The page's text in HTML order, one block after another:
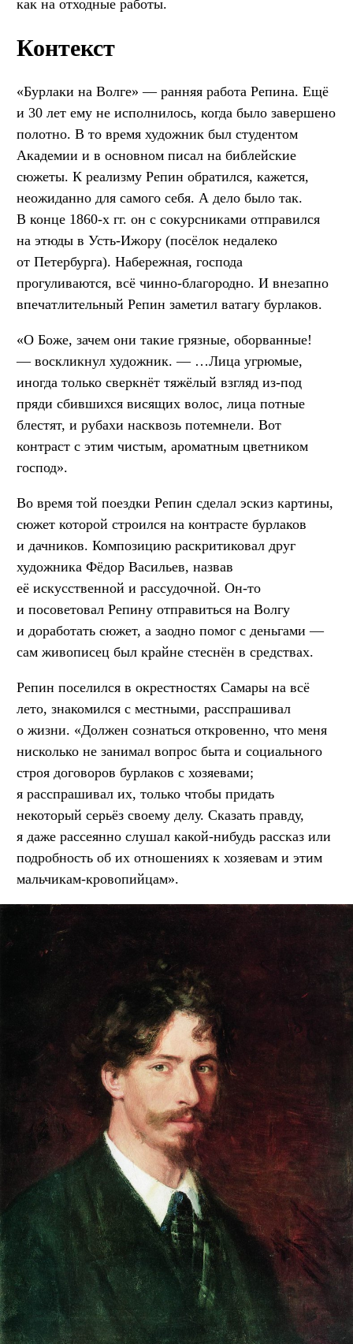
как на отходные работы.
Контекст
«Бурлаки на Волге» — ранняя работа Репина. Ещё
и 30 лет ему не исполнилось, когда было завершено
полотно. В то время художник был студентом
Академии и в основном писал на библейские
сюжеты. К реализму Репин обратился, кажется,
неожиданно для самого себя. А дело было так.
В конце 1860-х гг. он с сокурсниками отправился
на этюды в Усть-Ижору (посёлок недалеко
от Петербурга). Набережная, господа
прогуливаются, всё чинно-благородно. И внезапно
впечатлительный Репин заметил ватагу бурлаков.
«О Боже, зачем они такие грязные, оборванные!
— воскликнул художник. — …Лица угрюмые,
иногда только сверкнёт тяжёлый взгляд из-под
пряди сбившихся висящих волос, лица потные
блестят, и рубахи насквозь потемнели. Вот
контраст с этим чистым, ароматным цветником
господ».
Во время той поездки Репин сделал эскиз картины,
сюжет которой строился на контрасте бурлаков
и дачников. Композицию раскритиковал друг
художника Фёдор Васильев, назвав
её искусственной и рассудочной. Он-то
и посоветовал Репину отправиться на Волгу
и доработать сюжет, а заодно помог с деньгами —
сам живописец был крайне стеснён в средствах.
Репин поселился в окрестностях Самары на всё
лето, знакомился с местными, расспрашивал
о жизни. «Должен сознаться откровенно, что меня
нисколько не занимал вопрос быта и социального
строя договоров бурлаков с хозяевами;
я расспрашивал их, только чтобы придать
некоторый серьёз своему делу. Сказать правду,
я даже рассеянно слушал какой-нибудь рассказ или
подробность об их отношениях к хозяевам и этим
мальчикам-кровопийцам».